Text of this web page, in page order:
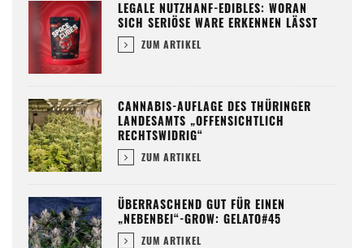
LEGALE NUTZHANF-EDIBLES: WORAN
SICH SERIÖSE WARE ERKENNEN LÄSST
ZUM ARTIKEL
CANNABIS-AUFLAGE DES THÜRINGER
LANDESAMTS „OFFENSICHTLICH
RECHTSWIDRIG“
ZUM ARTIKEL
ÜBERRASCHEND GUT FÜR EINEN
„NEBENBEI“-GROW: GELATO#45
ZUM ARTIKEL